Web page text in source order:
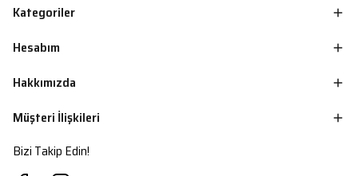
Kategoriler
Hesabım
Hakkımızda
Müşteri İlişkileri
Bizi Takip Edin!